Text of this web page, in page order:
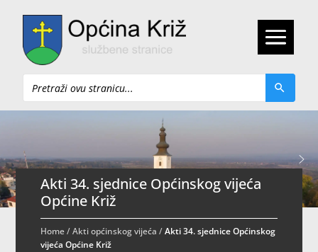
Pretraži
Akti 34. sjednice Općinskog vijeća
Općine Križ
Home/Akti općinskog vijeća /Akti 34. sjednice Općinskog
vijeća Općine Križ